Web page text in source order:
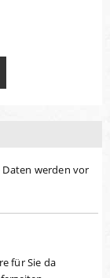
Daten werden vor
für Sie da